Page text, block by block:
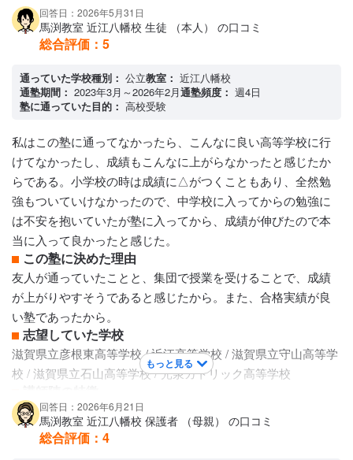
近江八幡に出来た時は駅から遠かったのですが､駅前に移転し
てとても便利で治安も交番のすぐ近くなので安心です
講師陣の特徴
しっかりされてる方が多いですが、子供にアットホームな的
な関わりはないのではないかと思っていました。親身になる
と言う感じではなくて、冷静に本人の頑張り次第ですと言う
感じだと思います。保護者からすれば物足りないと言うか受
験生の不安な心に寄り添ってくださる感じではなく､本人の頑
張り次第ですと言う感じなので、合う合わないがあるかと思
いました。
カリキュラムについて
カリキュラムはとても質が高く､問題も難しいですし、ペース
も早いのでついていくのが大変ではないかと思いましが､流石
進学校を狙われているお子さんばかりの塾なんだと思いまし
た。保護者に授業の様子や見学はなかったので全くわかりま
せんでしたが､コロナ禍だったからからなのか保護者にはわか
らないことが多かったです。
保護者への連絡手段
塾専用アプリ
アクセス・周りの環境
最初は駅から少し遠いところにありましたが新校舎になって
からは駅前で交番もすぐに近くにありとても便利です
回答日：2026年5月31日
馬渕教室 近江八幡校 生徒 （本人） の口コミ
総合評価： 5
通っていた学校種別： 公立教室： 近江八幡校
通塾期間： 2023年3月～2026年2月通塾頻度： 週4日
塾に通っていた目的： 高校受験
私はこの塾に通ってなかったら、こんなに良い高等学校に行
けてなかったし、成績もこんなに上がらなかったと感じたか
らである。小学校の時は成績に△がつくこともあり、全然勉
強もついていけなかったので、中学校に入ってからの勉強に
は不安を抱いていたが塾に入ってから、成績が伸びたので本
当に入って良かったと感じた。
この塾に決めた理由
友人が通っていたことと、集団で授業を受けることで、成績
が上がりやすそうであると感じたから。また、合格実績が良
い塾であったから。
志望していた学校
滋賀県立彦根東高等学校 / 近江高等学校 / 滋賀県立守山高等学
校 / 滋賀県立石山高等学校 / 光泉カトリック高等学校
教師は新人の方もいれば、ベテランの方もいた。授業はどの
教科も学校よりも分かりやすく、理解をしやすかった。質問
にも的確に答えてくれて、とても良かった。厳しい先生もい
もっと見る
回答日：2026年6月21日
馬渕教室 近江八幡校 保護者 （母親） の口コミ
総合評価： 4